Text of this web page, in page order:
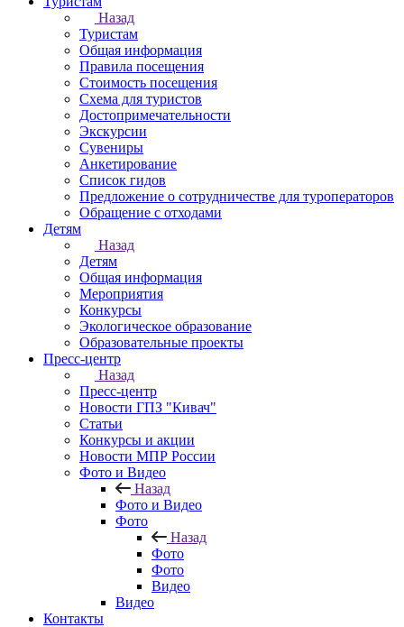
Назад
Туристам
Общая информация
Правила посещения
Стоимость посещения
Схема для туристов
Достопримечательности
Экскурсии
Сувениры
Анкетирование
Список гидов
Предложение о сотрудничестве для туроператоров
Обращение с отходами
Детям
Назад
Детям
Общая информация
Мероприятия
Конкурсы
Экологическое образование
Образовательные проекты
Пресс-центр
Назад
Пресс-центр
Новости ГПЗ "Кивач"
Статьи
Конкурсы и акции
Новости МПР России
Фото и Видео
Назад
Фото и Видео
Фото
Назад
Фото
Фото
Видео
Видео
Контакты